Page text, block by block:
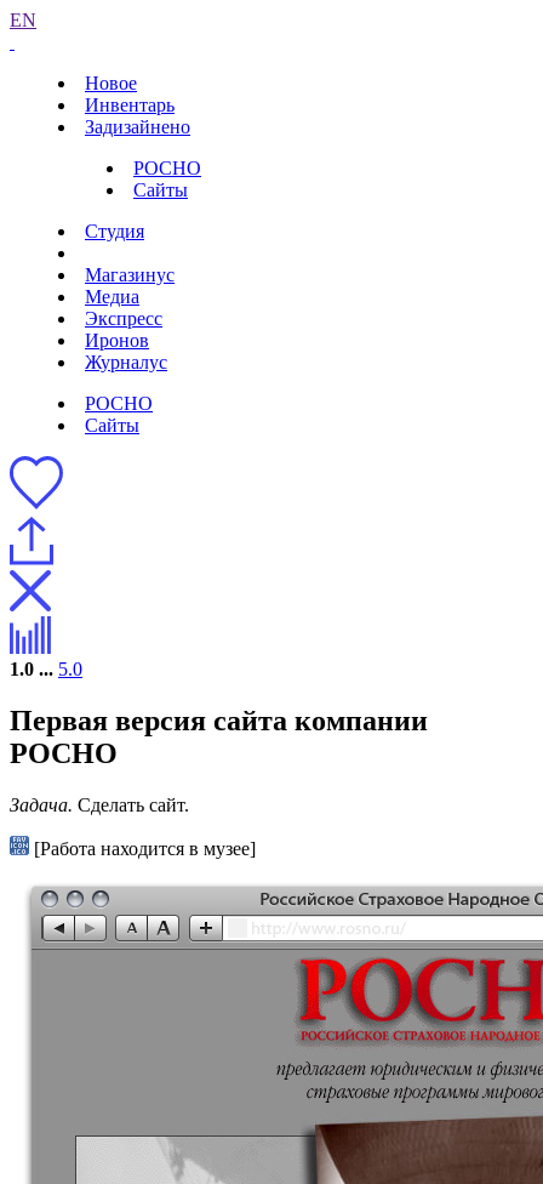
EN
Новое
Инвентарь
Задизайнено
РОСНО
Сайты
Студия
Магазинус
Медиа
Экспресс
Иронов
Журналус
РОСНО
Сайты
1.0 ... 5.0
Первая версия сайта компании
РОСНО
Задача. Сделать сайт.
[Работа находится в музее]